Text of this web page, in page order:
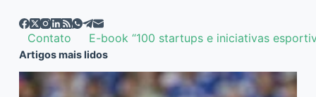
Contato E-book “100 startups e iniciativas
Artigos mais lidos